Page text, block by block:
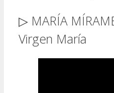
▷ MARÍA
Virgen María